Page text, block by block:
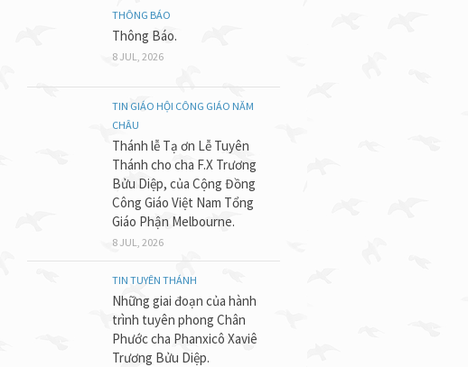
THÔNG BÁO
Thông Báo.
8 JUL, 2026
TIN GIÁO HỘI CÔNG GIÁO NĂM
CHÂU
Thánh lễ Tạ ơn Lễ Tuyên
Thánh cho cha F.X Trương
Bửu Diệp, của Cộng Đồng
Công Giáo Việt Nam Tổng
Giáo Phận Melbourne.
8 JUL, 2026
TIN TUYÊN THÁNH
Những giai đoạn của hành
trình tuyên phong Chân
Phước cha Phanxicô Xaviê
Trương Bửu Diệp.